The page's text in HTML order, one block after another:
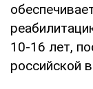
10-16 лет,
российской